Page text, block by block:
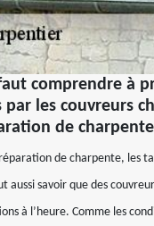
comprendre à
les couvreurs
de
de charpente, les
aussi savoir que des
à l’heure. Comme les